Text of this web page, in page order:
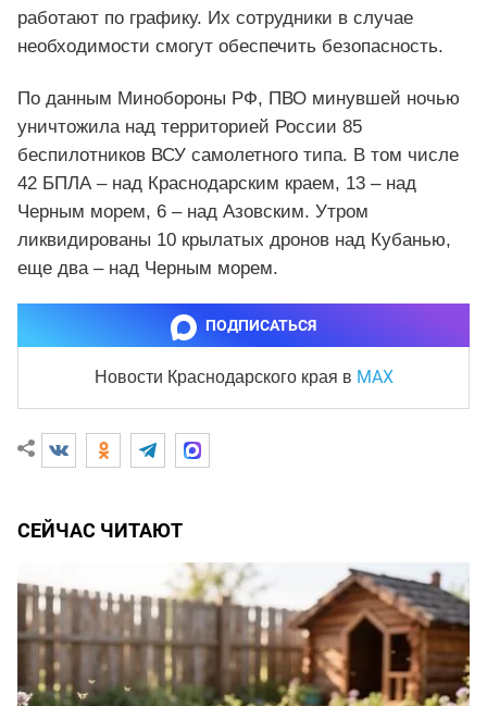
работают по графику. Их сотрудники в случае
необходимости смогут обеспечить безопасность.
По данным Минобороны РФ, ПВО минувшей ночью
уничтожила над территорией России 85
беспилотников ВСУ самолетного типа. В том числе
42 БПЛА – над Краснодарским краем, 13 – над
Черным морем, 6 – над Азовским. Утром
ликвидированы 10 крылатых дронов над Кубанью,
еще два – над Черным морем.
ПОДПИСАТЬСЯ
Новости Краснодарского края в MAX
СЕЙЧАС ЧИТАЮТ